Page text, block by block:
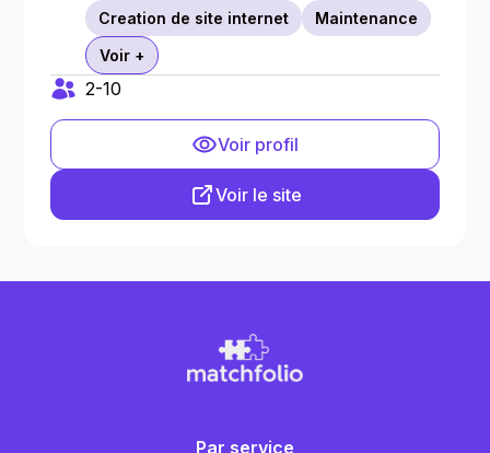
Creation de site internet
Maintenance
Voir +
2-10
Voir profil
Voir le site
Par service